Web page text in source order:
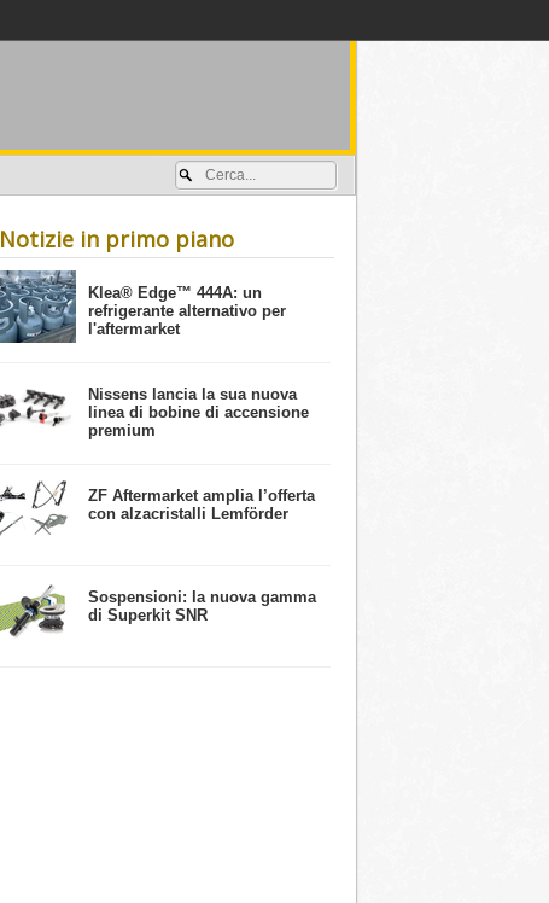
Notizie in primo piano
​Klea® Edge™ 444A: un
refrigerante alternativo per
l'aftermarket
Nissens lancia la sua nuova
linea di bobine di accensione
premium
ZF Aftermarket amplia l’offerta
con alzacristalli Lemförder
​Sospensioni: la nuova gamma
di Superkit SNR